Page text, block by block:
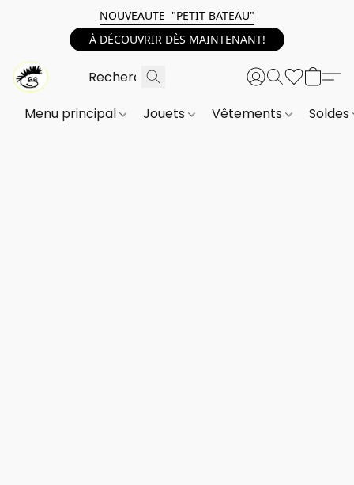
NOUVEAUTE "PETIT BATEAU"
À DÉCOUVRIR DÈS MAINTENANT!
Menu principal Jouets Vêtements Soldes